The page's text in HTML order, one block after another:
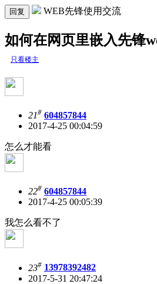
回复 WEB先锋使用交流
如何在网页里嵌入先锋
只看楼主
21# 604857844
2017-4-25 00:04:59
怎么才能看
22# 604857844
2017-4-25 00:05:39
我怎么看不了
23# 13978392482
2017-5-31 20:47:24